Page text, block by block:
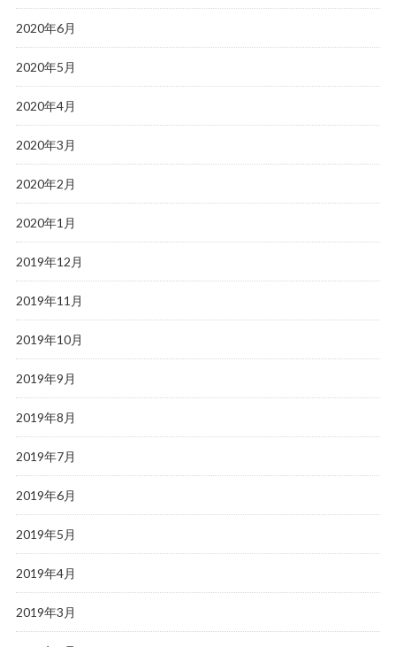
2020年6月
2020年5月
2020年4月
2020年3月
2020年2月
2020年1月
2019年12月
2019年11月
2019年10月
2019年9月
2019年8月
2019年7月
2019年6月
2019年5月
2019年4月
2019年3月